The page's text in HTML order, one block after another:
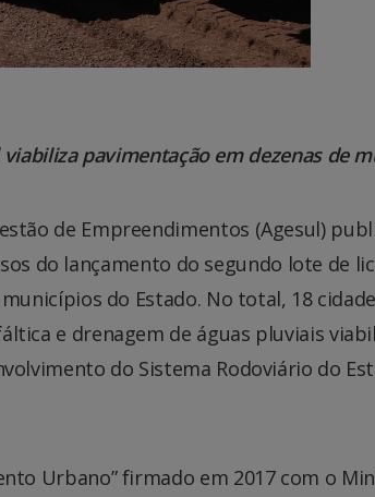
pavimentação em dezenas de
de Empreendimentos (Agesul)
do lançamento do segundo lote de
do Estado. No total, 18
e drenagem de águas pluviais
do Sistema Rodoviário do
Urbano” firmado em 2017 com o